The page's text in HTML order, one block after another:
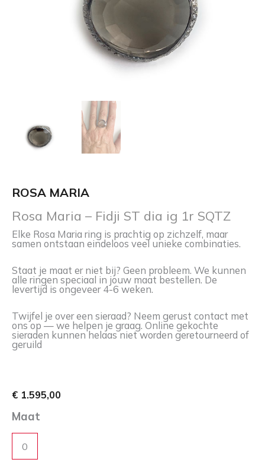
ROSA MARIA
Rosa Maria – Fidji ST dia ig 1r SQTZ
Elke Rosa Maria ring is prachtig op zichzelf, maar
samen ontstaan eindeloos veel unieke combinaties.
Staat je maat er niet bij? Geen probleem. We kunnen
alle ringen speciaal in jouw maat bestellen. De
levertijd is ongeveer 4-6 weken.
Twijfel je over een sieraad? Neem gerust contact met
ons op — we helpen je graag. Online gekochte
sieraden kunnen helaas niet worden geretourneerd of
geruild
€ 1.595,00
Maat
0